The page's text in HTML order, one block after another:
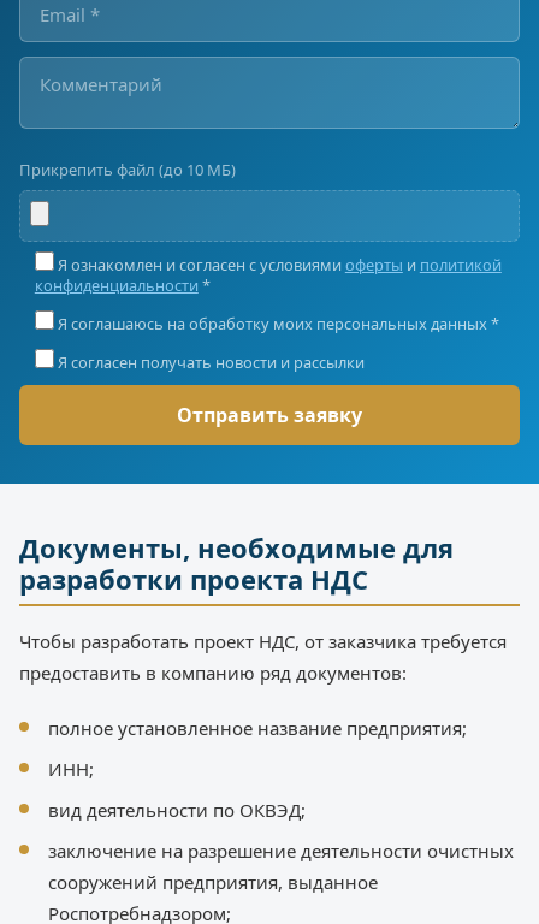
Прикрепить файл (до 10 МБ)
Я ознакомлен и согласен с условиями оферты и политикой
конфиденциальности *
Я соглашаюсь на обработку моих персональных данных *
Я согласен получать новости и рассылки
Документы, необходимые для
разработки проекта НДС
Чтобы разработать проект НДС, от заказчика требуется
предоставить в компанию ряд документов:
полное установленное название предприятия;
ИНН;
вид деятельности по ОКВЭД;
заключение на разрешение деятельности очистных
сооружений предприятия, выданное
Роспотребнадзором;